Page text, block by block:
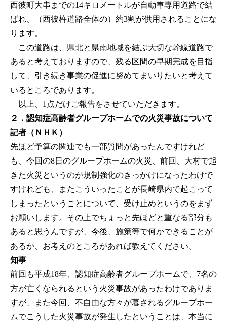
西彼町大串までの14キロメートルが自動車専用道路で結
ばれ、（西彼杵道路全体の）約3割が供用されることにな
ります。
この道路は、県北と県南地域を結ぶ大切な幹線道路で
あると考えておりますので、残る区間の早期完成を目指
して、引き続き事業の促進に努めてまいりたいと考えて
いるところであります。
以上、1点だけご報告をさせていただきます。
２．認知症高齢者グループホームでの火災事故について
記者（ＮＨＫ）
先ほど予算の関連でも一部質問があったんですけれど
も、今回の8日のグループホームの火災、前回、大村で起
きた火災というのが規制強化のきっかけになったわけで
すけれども、またこういったことが長崎県内で起こって
しまったということについて、受け止めというのをまず
お願いします。その上でちょっと先ほどと重なる部分も
あると思うんですが、今後、施策等で何かできることが
あるか、お考えのところがあれば教えてください。
知事
前回も平成18年、認知症高齢者グループホームで、7名の
方が亡くなられるという火災事故があったわけでありま
すが、また今回、不自由な方々が暮されるグループホー
ムでこうした火災事故が発生したということは、本当に